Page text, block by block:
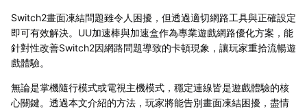
Switch2畫面凍結問題雖令人困擾，但透過適切網路工具與正確設定
即可有效解決。UU加速棒與加速盒作為專業遊戲網路優化方案，能
針對性改善Switch2因網路問題導致的卡頓現象，讓玩家重拾流暢遊
戲體驗。
無論是掌機隨行模式或電視主機模式，穩定連線皆是遊戲體驗的核
心關鍵。透過本文介紹的方法，玩家將能告別畫面凍結困擾，盡情